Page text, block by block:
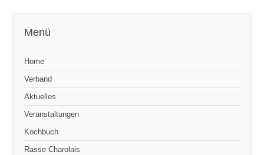
Menü
Home
Verband
Aktuelles
Veranstaltungen
Kochbuch
Rasse Charolais